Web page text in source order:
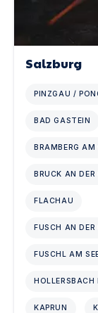
Salzburg
PINZGAU /
BAD GASTEIN
BRAMBERG AM
BRUCK AN DER
FLACHAU
FUSCH AN DER
FUSCHL AM
HOLLERSBACH
KAPRUN